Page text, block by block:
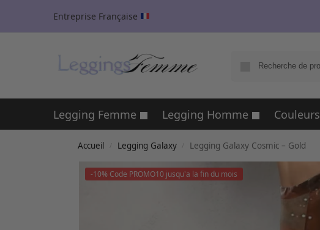
Entreprise Française
Legging Femme Legging Homme Couleurs
Accueil Legging Galaxy Legging Galaxy Cosmic – Gold
-10% Code PROMO10 jusqu'a la fin du mois